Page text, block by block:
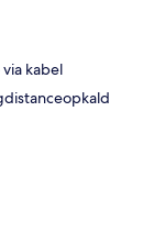
kabel